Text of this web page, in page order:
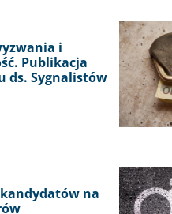
i
Publikacja
ds. Sygnalistów
Obraz
na
Obraz